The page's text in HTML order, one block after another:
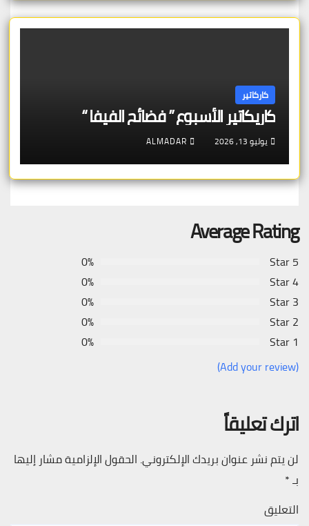
كاركاتير
كاريكاتير الأسبوع ” فضائح الفيفا “
يوليو 13, 2026 ALMADAR
Average Rating
5 Star
0%
4 Star
0%
3 Star
0%
2 Star
0%
1 Star
0%
(Add your review)
اترك تعليقاً
لن يتم نشر عنوان بريدك الإلكتروني. الحقول الإلزامية مشار إليها
بـ*
التعليق